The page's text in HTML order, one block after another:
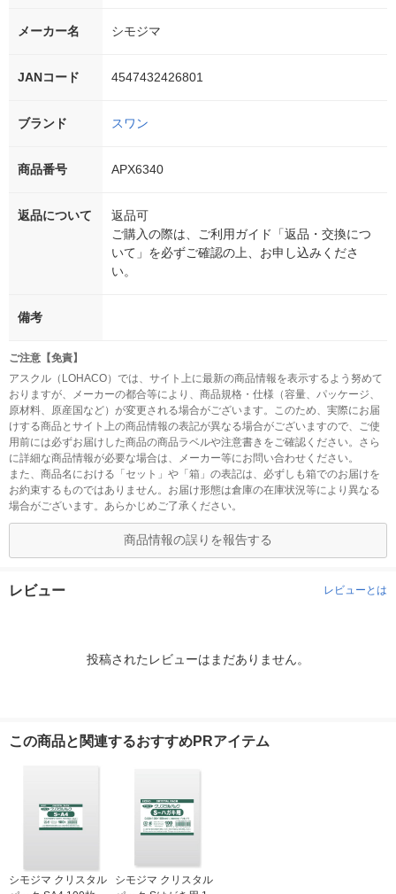
メーカー名 シモジマ
JANコード 4547432426801
ブランド スワン
商品番号 APX6340
返品について
返品可
ご購入の際は、ご利用ガイド「返品・交換につ
いて」を必ずご確認の上、お申し込みくださ
い。
備考
ご注意【免責】
アスクル（LOHACO）では、サイト上に最新の商品情報を表示するよう努めて
おりますが、メーカーの都合等により、商品規格・仕様（容量、パッケージ、
原材料、原産国など）が変更される場合がございます。このため、実際にお届
けする商品とサイト上の商品情報の表記が異なる場合がございますので、ご使
用前には必ずお届けした商品の商品ラベルや注意書きをご確認ください。さら
に詳細な商品情報が必要な場合は、メーカー等にお問い合わせください。
また、商品名における「セット」や「箱」の表記は、必ずしも箱でのお届けを
お約束するものではありません。お届け形態は倉庫の在庫状況等により異なる
場合がございます。あらかじめご了承ください。
商品情報の誤りを報告する
レビュー レビューとは
投稿されたレビューはまだありません。
この商品と関連するおすすめPRアイテム
シモジマ クリスタル
シモジマ クリスタル